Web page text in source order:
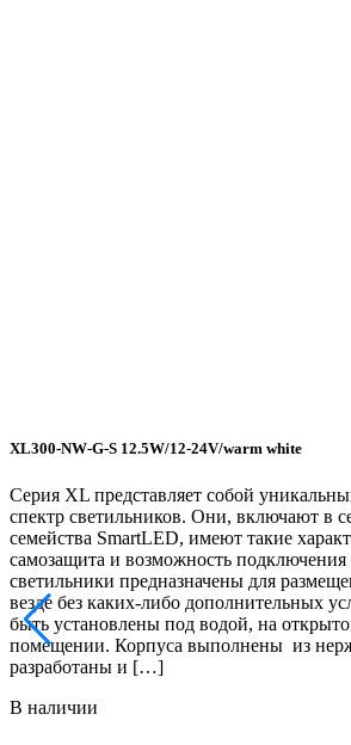
XL300-NW-G-S 12.5W/12-24V/warm white
Серия XL представляет собой
спектр светильников. Они, включают в
семейства SmartLED, имеют такие
самозащита и возможность
светильники предназначены для
везде без каких-либо дополнительных
быть установлены под водой, на
помещении. Корпуса выполнены из
разработаны и […]
В наличии